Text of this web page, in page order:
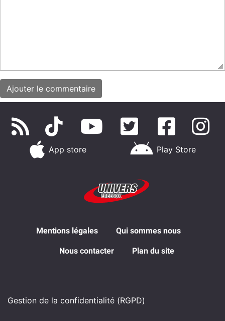
App store Play Store
Mentions légales Qui sommes nous
Nous contacter Plan du site
Gestion de la confidentialité (RGPD)